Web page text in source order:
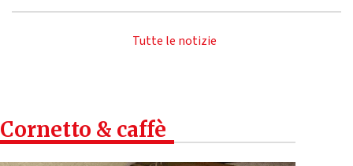
Tutte le notizie
Cornetto & caffè